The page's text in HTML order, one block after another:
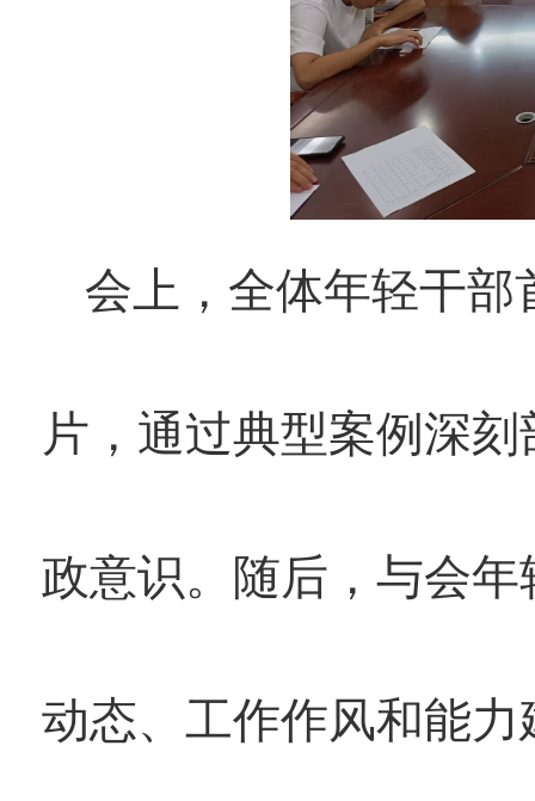
会上，全体年轻干
片，通过典型案例深
政意识。随后，与会
动态、工作作风和能